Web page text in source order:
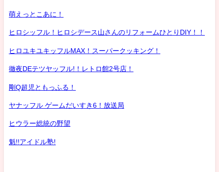
萌えっとこあに！
ヒロシッフル！ヒロシデース山さんのリフォームひとりDIY！！
ヒロユキユキッフルMAX！スーパークッキング！
徹夜DEテツヤッフル!！レトロ館2号店！
剛Q超児ともっふる！
ヤナッフル ゲームだいすき6！放送局
ヒウラー総統の野望
魁!!アイドル塾!